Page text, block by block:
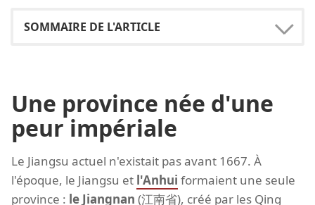
Une province née d'une
peur impériale
Le Jiangsu actuel n'existait pas avant 1667. À
l'époque, le Jiangsu et l'Anhui formaient une seule
province : le Jiangnan (江南省), créé par les Qing